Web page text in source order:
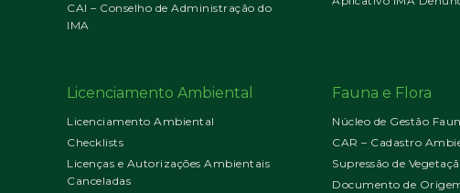
CAI – Conselho de Administração do
IMA
Licenciamento Ambiental
Licenciamento Ambiental
Checklists
Licenças e Autorizações Ambientais
Canceladas
Fauna e Flora
Núcleo de Gestão
CAR – Cadastro
Supressão de
Documento de